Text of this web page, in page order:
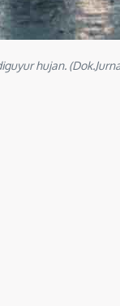
hujan.